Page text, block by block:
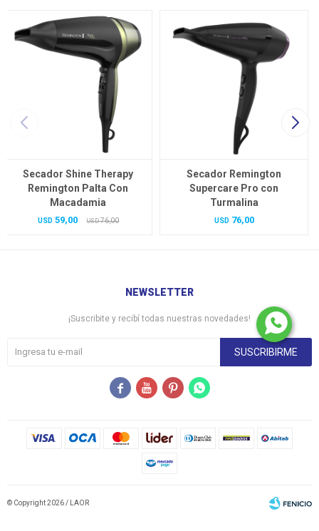
Secador Shine Therapy
Remington Palta Con
Macadamia
USD 59,00 USD 76,00
Secador Remington
Supercare Pro con
Turmalina
USD 76,00
NEWSLETTER
¡Suscribite y recibí todas nuestras novedades!
SUSCRIBIRME
   
© Copyright 2026 / LAOR